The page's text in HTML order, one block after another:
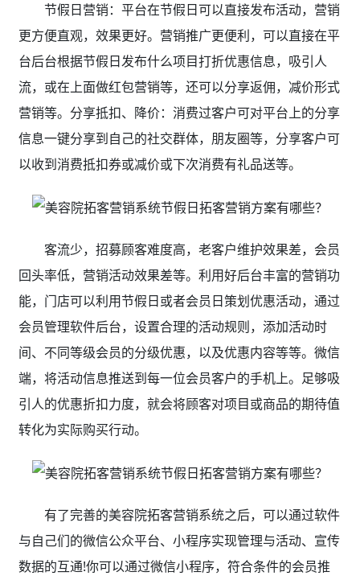
节假日营销：平台在节假日可以直接发布活动，营销
更方便直观，效果更好。营销推广更便利，可以直接在平
台后台根据节假日发布什么项目打折优惠信息，吸引人
流，或在上面做红包营销等，还可以分享返佣，减价形式
营销等。分享抵扣、降价：消费过客户可对平台上的分享
信息一键分享到自己的社交群体，朋友圈等，分享客户可
以收到消费抵扣券或减价或下次消费有礼品送等。
客流少，招募顾客难度高，老客户维护效果差，会员
回头率低，营销活动效果差等。利用好后台丰富的营销功
能，门店可以利用节假日或者会员日策划优惠活动，通过
会员管理软件后台，设置合理的活动规则，添加活动时
间、不同等级会员的分级优惠，以及优惠内容等等。微信
端，将活动信息推送到每一位会员客户的手机上。足够吸
引人的优惠折扣力度，就会将顾客对项目或商品的期待值
转化为实际购买行动。
有了完善的美容院拓客营销系统之后，可以通过软件
与自己们的微信公众平台、小程序实现管理与活动、宣传
数据的互通!你可以通过微信小程序，符合条件的会员推